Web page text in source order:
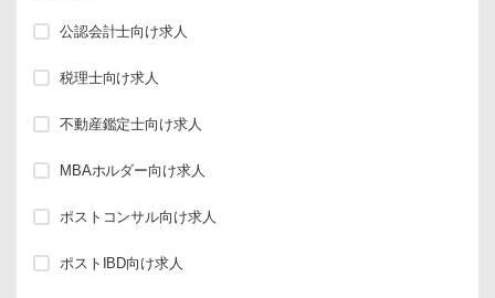
公認会計士向け求人
税理士向け求人
不動産鑑定士向け求人
MBAホルダー向け求人
ポストコンサル向け求人
ポストIBD向け求人